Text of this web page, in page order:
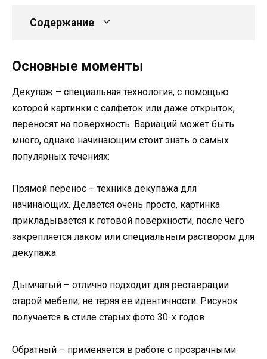
Содержание
Основные моменты
Декупаж – специальная технология, с помощью
которой картинки с салфеток или даже открыток,
переносят на поверхность. Вариаций может быть
много, однако начинающим стоит знать о самых
популярных течениях:
Прямой перенос – техника декупажа для
начинающих. Делается очень просто, картинка
прикладывается к готовой поверхности, после чего
закрепляется лаком или специальным раствором для
декупажа.
Дымчатый – отлично подходит для реставрации
старой мебели, не теряя ее идентичности. Рисунок
получается в стиле старых фото 30-х годов.
Обратный – применяется в работе с прозрачными